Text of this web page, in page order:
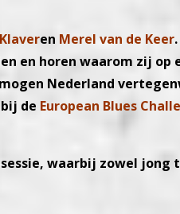
en Merel van de Keer
en horen waarom zij op
Nederland
de European Blues
waarbij zowel jong